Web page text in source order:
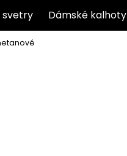
svetry Dámské kalhoty